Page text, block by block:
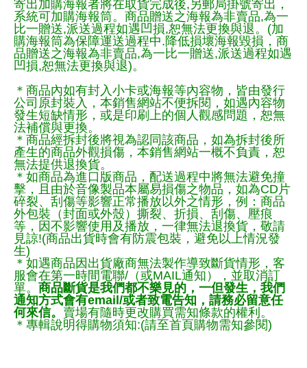
寄出加購海報者將在取貨完成後,另郵局掛號寄出，
系統可加購海報筒。商品贈送之海報為非賣品,為一
比一贈送,派送過程如遇凹損,恕無法更換與退。(加
購海報筒為保障運送過程中.降低損壞海報毀損，商
品贈送之海報為非賣品,為一比一贈送,派送過程如遇
凹損,恕無法更換與退)。
＊商品內如有封入小卡或海報等內容物，皆由發行
公司原封裝入，本銷售網站不便拆閱，如遇內容物
發生短缺情形，或是印刷上的個人觀感問題，恕無
法補償與更換。
＊商品經拆封後將視為認同該商品，如為拆封後所
產生的商品外觀損傷，本銷售網站一概不負責，恕
無法提供退換貨。
＊如商品為進口版商品，配送過程中將無法避免撞
擊，且由於音像製品本屬易損傷之物品，如為CD片
碎裂、刮傷等影響正常播放以外之情形，例：商品
外包裝（封面或外殼）撕裂、折損、刮傷、壓痕
等，因不影響使用及播放，一律無法退換貨，敬請
見諒!(商品出貨時會有防震包裝，避免以上情況發
生)
＊如遇商品因出貨廠商無法製作導致斷貨情形，客
服會在第一時間電聯/（或MAIL通知），並取消訂
單。 商品斷貨是我們都不樂見的，一但發生，我們
通知方式會有email/或者致電告知，請務必留意任
何來信。 賣場有隨時更改購買需知條款的權利。
＊專輯說明得購物須知:(請至首頁購物需知參閱)